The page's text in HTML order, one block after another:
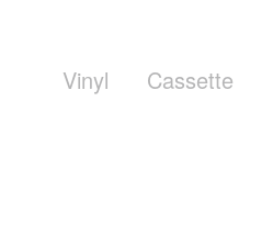
Vinyl Cassette